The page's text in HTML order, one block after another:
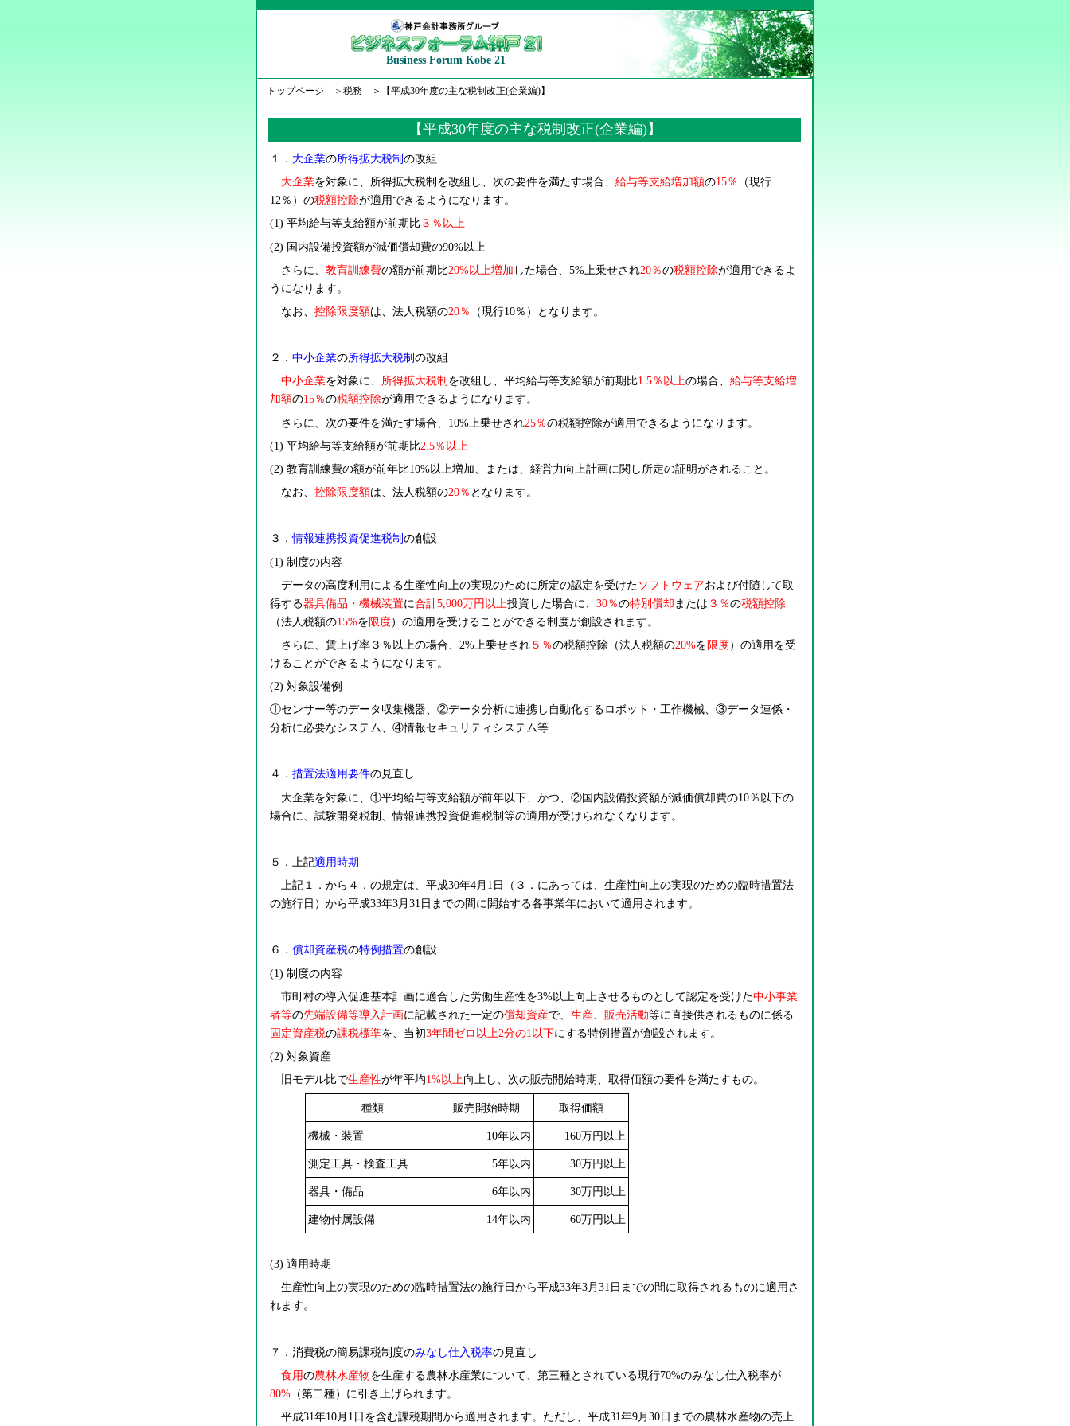
Business Forum Kobe 21
トップページ ＞ 税務 ＞【平成30年度の主な税制改正(企業編)】
【平成30年度の主な税制改正(企業編)】
１． 大企業の所得拡大税制の改組
大企業を対象に、所得拡大税制を改組し、次の要件を満たす場合、 給与等支給増加額の15％
（現行
12％）の税額控除が適用できるようになります。
(1) 平均給与等支給額が前期比３％以上
(2) 国内設備投資額が減価償却費の90%以上
さらに、 教育訓練費の額が前期比20%以上増加 した場合、5%上乗せされ20％の税額控除が適用できるよ
うになります。
なお、 控除限度額は、法人税額の20％ （現行10％）となります。
２． 中小企業の所得拡大税制の改組
中小企業を対象に、 所得拡大税制 を改組し、平均給与等支給額が前期比1.5％以上の場合、 給与等支給増
加額の15％の税額控除が適用できるようになります。
さらに、次の要件を満たす場合、10%上乗せされ25％の税額控除が適用できるようになります。
(1) 平均給与等支給額が前期比2.5％以上
(2) 教育訓練費の額が前年比10%以上増加、または、経営力向上計画に関し所定の証明がされること。
なお、 控除限度額は、法人税額の20％ となります。
３．情報連携投資促進税制の創設
(1) 制度の内容
データの高度利用による生産性向上の実現のために所定の認定を受けたソフトウェアおよび付随して取
得する器具備品・機械装置に合計5,000万円以上投資した場合に、 30％の特別償却 または ３％の税額控除
（法人税額の15%を限度）の適用を受けることができる制度が創設されます。
さらに、賃上げ率３％以上の場合、2%上乗せされ５％の税額控除（法人税額の20%を限度）の適用を受
けることができるようになります。
(2) 対象設備例
①センサー等のデータ収集機器、②データ分析に連携し自動化するロボット・工作機械、③データ連係・
分析に必要なシステム、④情報セキュリティシステム等
４． 措置法適用要件の見直し
大企業を対象に、①平均給与等支給額が前年以下、かつ、②国内設備投資額が減価償却費の10％以下の
場合に、試験開発税制、情報連携投資促進税制等の適用が受けられなくなります。
５．上記適用時期
上記１．から４．の規定は、平成30年4月1日（３．にあっては、生産性向上の実現のための臨時措置法
の施行日）から平成33年3月31日までの間に開始する各事業年において適用されます。
６． 償却資産税の特例措置の創設
(1) 制度の内容
市町村の導入促進基本計画に適合した労働生産性を3%以上向上させるものとして認定を受けた中小事業
者等の先端設備等導入計画に記載された一定の償却資産で、 生産 販売活動等に直接供されるものに係る
固定資産税の課税標準を、当初3年間ゼロ以上2分の1以下にする特例措置が創設されます。
(2) 対象資産
旧モデル比で生産性が年平均1%以上向上し、次の販売開始時期、取得価額の要件を満たすもの。
種類 販売開始時期 取得価額
機械・装置 10年以内 160万円以上
測定工具・検査工具 5年以内 30万円以上
器具・備品 6年以内 30万円以上
建物付属設備 14年以内 60万円以上
(3) 適用時期
生産性向上の実現のための臨時措置法の施行日から平成33年3月31日までの間に取得されるものに適用さ
れます。
７．消費税の簡易課税制度のみなし仕入税率の見直し
食用の農林水産物を生産する農林水産業について、第三種とされている現行70%のみなし仕入税率が
80% （第二種）に引き上げられます。
平成31年10月1日を含む課税期間から適用されます。ただし、平成31年9月30日までの農林水産物の売上